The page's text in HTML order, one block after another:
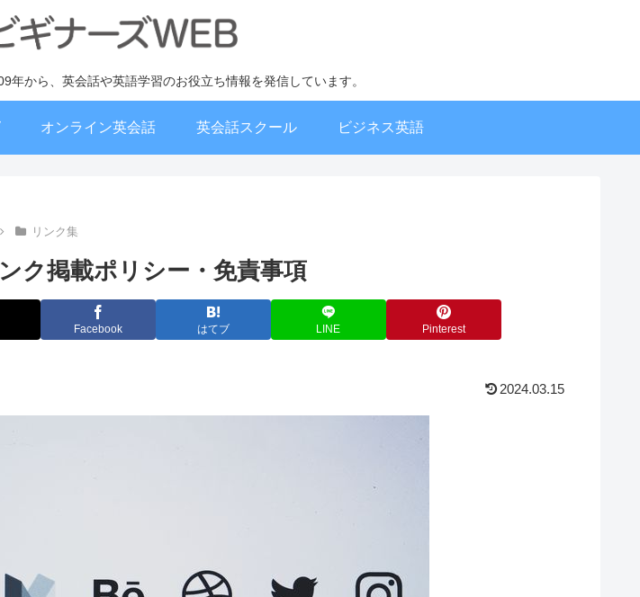
から、英会話や英語学習のお役立ち情報を発信しています。
オンライン英会話 英会話スクール ビジネス英語
リンク集
ク掲載ポリシー・免責事項
Facebook はてブ LINE Pinterest
2024.03.15